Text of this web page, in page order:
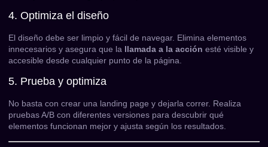
4. Optimiza el diseño
El diseño debe ser limpio y fácil de navegar. Elimina elementos
innecesarios y asegura que la llamada a la acción esté visible y
accesible desde cualquier punto de la página.
5. Prueba y optimiza
No basta con crear una landing page y dejarla correr. Realiza
pruebas A/B con diferentes versiones para descubrir qué
elementos funcionan mejor y ajusta según los resultados.